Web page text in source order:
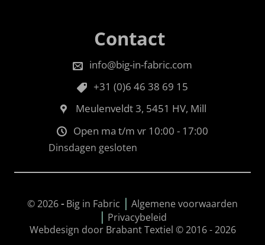
Contact
info@big-in-fabric.com
+31 (0)6 46 38 69 15
Meulenveldt 3, 5451 HV, Mill
Open ma t/m vr 10:00 - 17:00
Dinsdagen gesloten
© 2026-Big in Fabric | Algemene voorwaarden
| Privacybeleid
Webdesign door Brabant Textiel © 2016 - 2026